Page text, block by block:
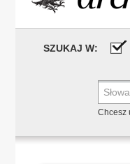
SZUKAJ W:
Chcesz